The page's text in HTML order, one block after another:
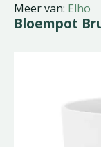
Meer van: Elho
Bloempot